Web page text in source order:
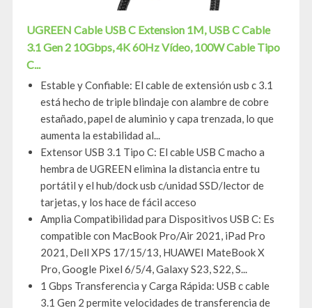
UGREEN Cable USB C Extension 1M, USB C Cable
3.1 Gen 2 10Gbps, 4K 60Hz Vídeo, 100W Cable Tipo
C...
Estable y Confiable: El cable de extensión usb c 3.1
está hecho de triple blindaje con alambre de cobre
estañado, papel de aluminio y capa trenzada, lo que
aumenta la estabilidad al...
Extensor USB 3.1 Tipo C: El cable USB C macho a
hembra de UGREEN elimina la distancia entre tu
portátil y el hub/dock usb c/unidad SSD/lector de
tarjetas, y los hace de fácil acceso
Amplia Compatibilidad para Dispositivos USB C: Es
compatible con MacBook Pro/Air 2021, iPad Pro
2021, Dell XPS 17/15/13, HUAWEI MateBook X
Pro, Google Pixel 6/5/4, Galaxy S23, S22, S...
1 Gbps Transferencia y Carga Rápida: USB c cable
3.1 Gen 2 permite velocidades de transferencia de